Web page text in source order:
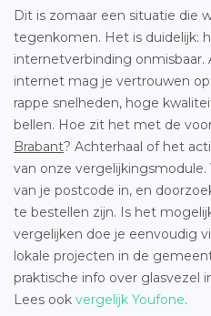
Dit is zomaar een situatie die
tegenkomen. Het is duidelijk:
internetverbinding onmisbaar.
internet mag je vertrouwen
rappe snelheden, hoge
bellen. Hoe zit het met de
Brabant? Achterhaal of het
van onze
van je postcode in, en
te bestellen zijn. Is het
vergelijken doe je eenvoudig
lokale projecten in de
praktische info over glasvezel
Lees ook vergelijk Youfone.